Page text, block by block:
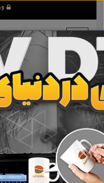
برنامه
مرجع نیازمندیهای